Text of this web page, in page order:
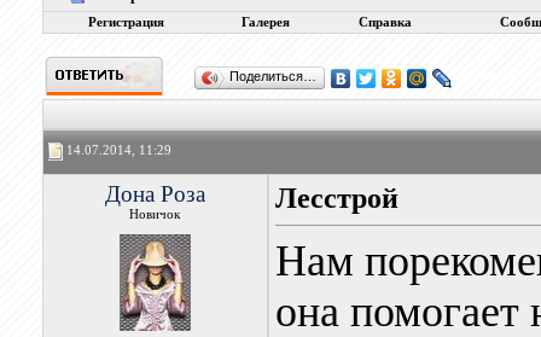
Регистрация Галерея Справка
Поделиться…
14.07.2014, 11:29
Дона Роза
Новичок
Лесстрой
Нам
она помогает